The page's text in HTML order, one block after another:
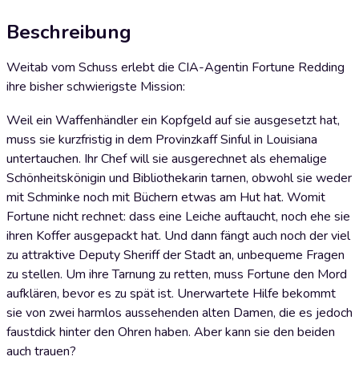
Beschreibung
Weitab vom Schuss erlebt die CIA-Agentin Fortune Redding
ihre bisher schwierigste Mission:
Weil ein Waffenhändler ein Kopfgeld auf sie ausgesetzt hat,
muss sie kurzfristig in dem Provinzkaff Sinful in Louisiana
untertauchen. Ihr Chef will sie ausgerechnet als ehemalige
Schönheitskönigin und Bibliothekarin tarnen, obwohl sie weder
mit Schminke noch mit Büchern etwas am Hut hat. Womit
Fortune nicht rechnet: dass eine Leiche auftaucht, noch ehe sie
ihren Koffer ausgepackt hat. Und dann fängt auch noch der viel
zu attraktive Deputy Sheriff der Stadt an, unbequeme Fragen
zu stellen. Um ihre Tarnung zu retten, muss Fortune den Mord
aufklären, bevor es zu spät ist. Unerwartete Hilfe bekommt
sie von zwei harmlos aussehenden alten Damen, die es jedoch
faustdick hinter den Ohren haben. Aber kann sie den beiden
auch trauen?